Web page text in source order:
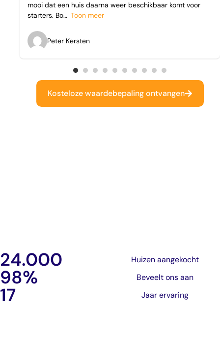
mooi dat een huis daarna weer beschikbaar komt voor
starters. Bo
Toon meer
Peter Kersten
Kosteloze waardebepaling ontvangen
Huizen aangekocht
24.000
Beveelt ons aan
98%
Jaar ervaring
17